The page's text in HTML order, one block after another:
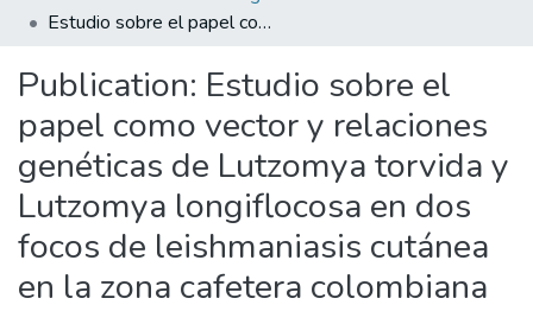
All of DSpace
Estudio sobre el papel como vector y relaciones genéticas de Lutzomya torvida y Lutzomya longiflocosa en dos focos de leishmaniasis cutánea en la zona cafetera colombiana
Publication: Estudio sobre el
papel como vector y relaciones
genéticas de Lutzomya torvida y
Lutzomya longiflocosa en dos
focos de leishmaniasis cutánea
en la zona cafetera colombiana